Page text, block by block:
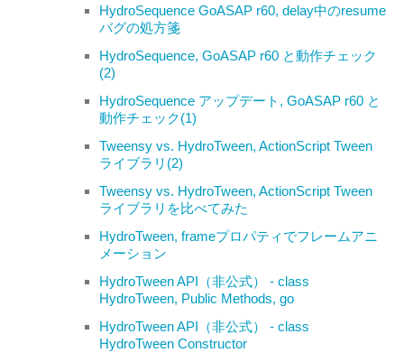
HydroSequence GoASAP r60, delay中のresume
バグの処方箋
HydroSequence, GoASAP r60 と動作チェック
(2)
HydroSequence アップデート, GoASAP r60 と
動作チェック(1)
Tweensy vs. HydroTween, ActionScript Tween
ライブラリ(2)
Tweensy vs. HydroTween, ActionScript Tween
ライブラリを比べてみた
HydroTween, frameプロパティでフレームアニ
メーション
HydroTween API（非公式） - class
HydroTween, Public Methods, go
HydroTween API（非公式） - class
HydroTween Constructor